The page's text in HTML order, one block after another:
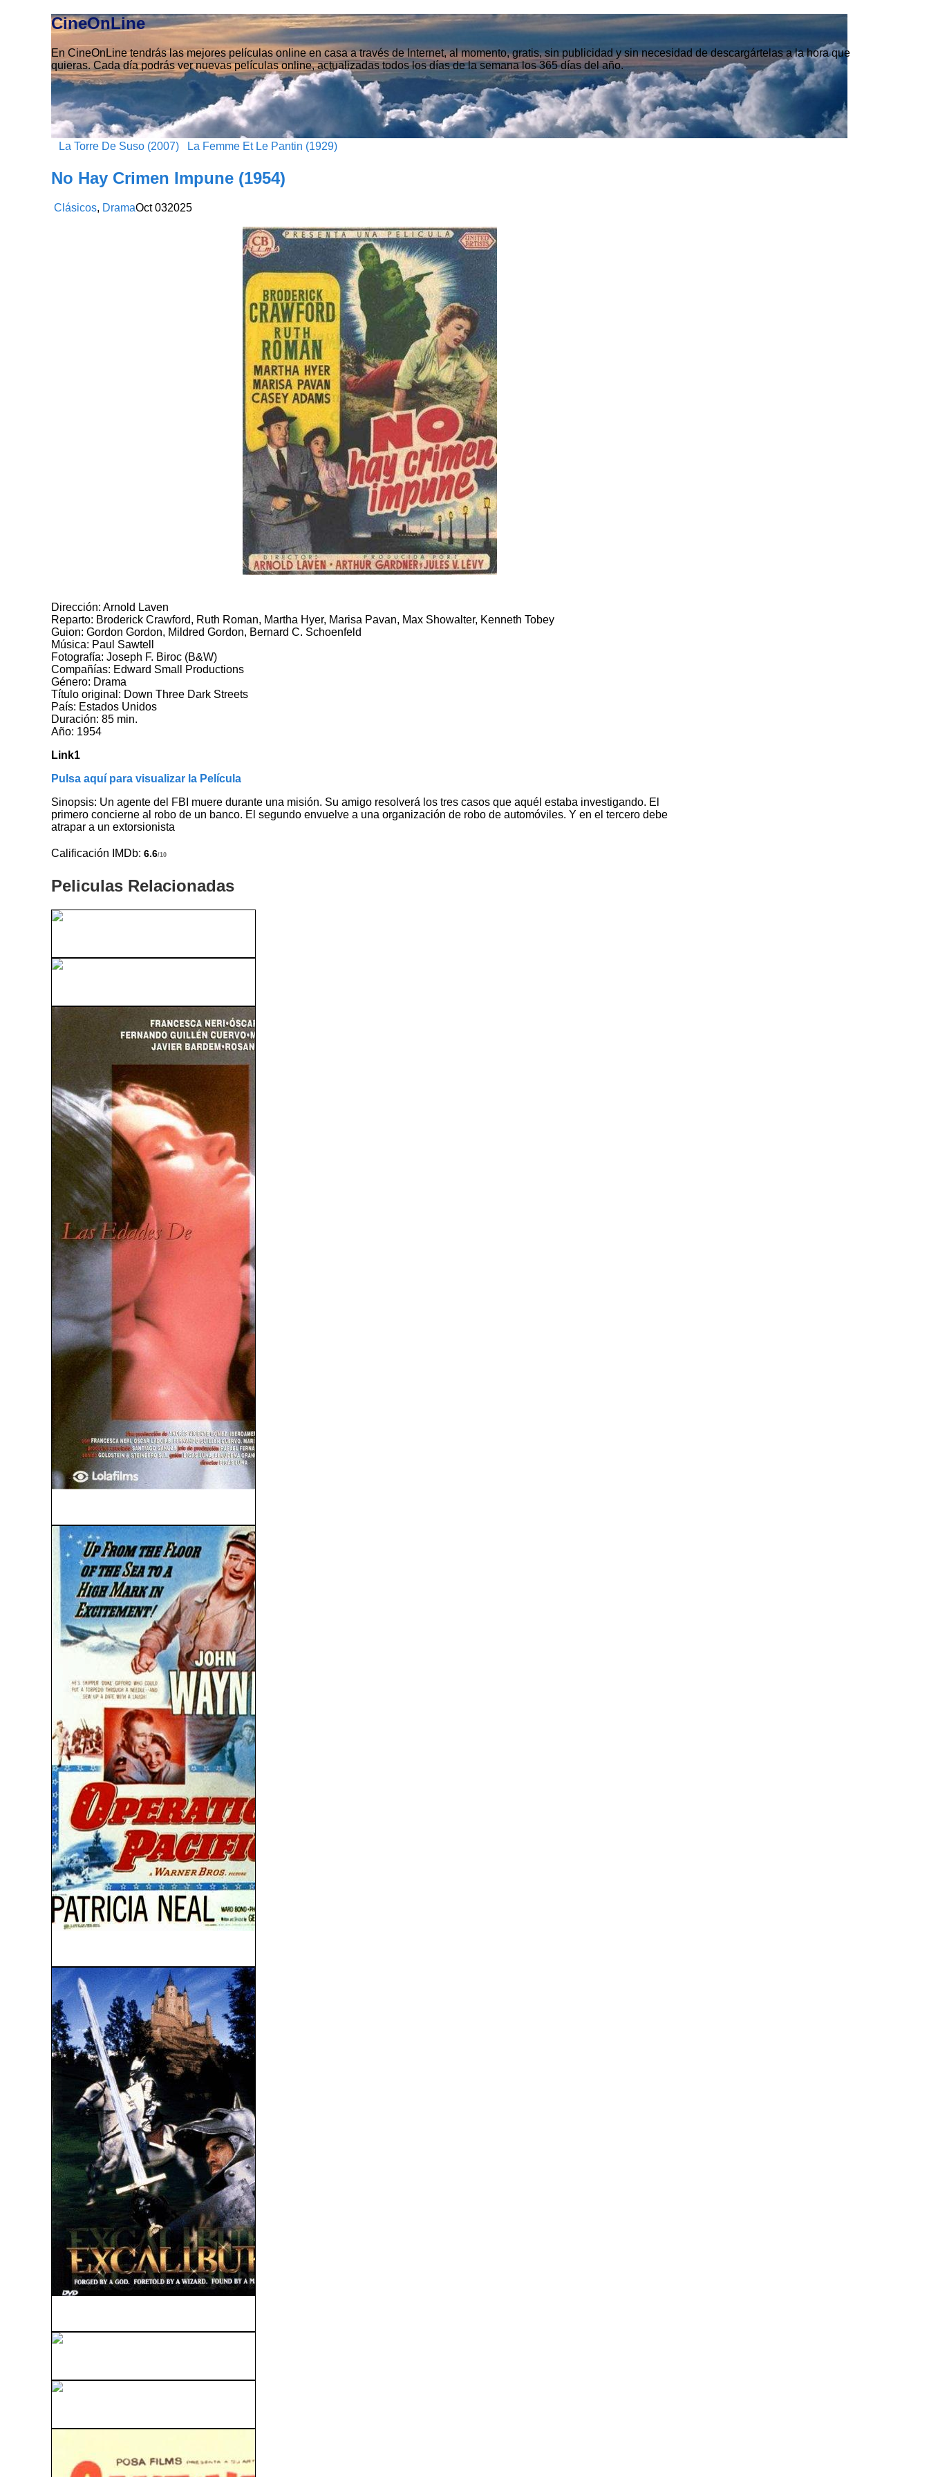
CineOnLine
En CineOnLine tendrás las mejores películas online en casa a través de Internet, al momento, gratis, sin publicidad y sin necesidad de descargártelas a la hora que
quieras. Cada día podrás ver nuevas películas online, actualizadas todos los días de la semana los 365 días del año.
La Torre De Suso (2007) La Femme Et Le Pantin (1929)
No Hay Crimen Impune (1954)
Clásicos, DramaOct 032025
Dirección: Arnold Laven
Reparto: Broderick Crawford, Ruth Roman, Martha Hyer, Marisa Pavan, Max Showalter, Kenneth Tobey
Guion: Gordon Gordon, Mildred Gordon, Bernard C. Schoenfeld
Música: Paul Sawtell
Fotografía: Joseph F. Biroc (B&W)
Compañías: Edward Small Productions
Género: Drama
Título original: Down Three Dark Streets
País: Estados Unidos
Duración: 85 min.
Año: 1954
Link1
Pulsa aquí para visualizar la Película
Sinopsis: Un agente del FBI muere durante una misión. Su amigo resolverá los tres casos que aquél estaba investigando. El
primero concierne al robo de un banco. El segundo envuelve a una organización de robo de automóviles. Y en el tercero debe
atrapar a un extorsionista
Calificación IMDb:6.6/10
Peliculas Relacionadas